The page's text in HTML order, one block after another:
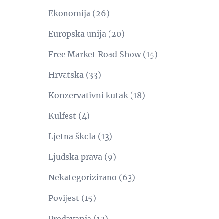
Ekonomija(26)
Europska unija(20)
Free Market Road Show(15)
Hrvatska(33)
Konzervativni kutak(18)
Kulfest (4)
Ljetna škola(13)
Ljudska prava(9)
Nekategorizirano (63)
Povijest (15)